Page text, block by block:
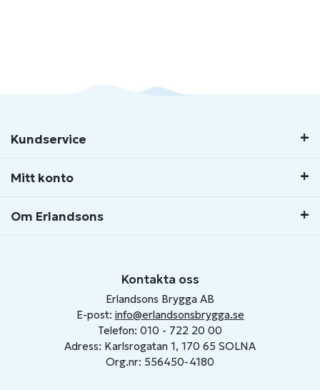
Kundservice
Mitt konto
Om Erlandsons
Kontakta oss
Erlandsons Brygga AB
E-post: info@erlandsonsbrygga.se
Telefon: 010 - 722 20 00
Adress: Karlsrogatan 1, 170 65 SOLNA
Org.nr: 556450-4180